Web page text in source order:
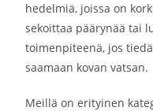
hedelmiä, joissa on
sekoittaa päärynää tai
toimenpiteenä, jos
saamaan kovan vatsan.
Meillä on erityinen